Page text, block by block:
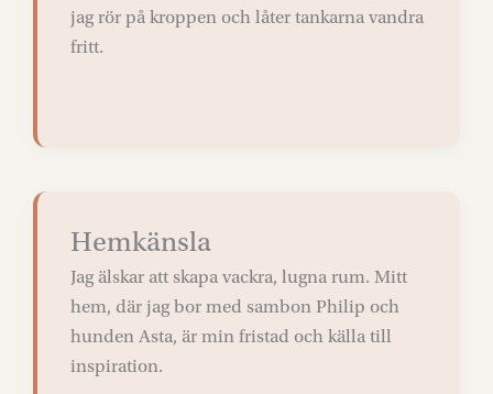
jag rör på kroppen och låter tankarna vandra
fritt.
Hemkänsla
Jag älskar att skapa vackra, lugna rum. Mitt
hem, där jag bor med sambon Philip och
hunden Asta, är min fristad och källa till
inspiration.